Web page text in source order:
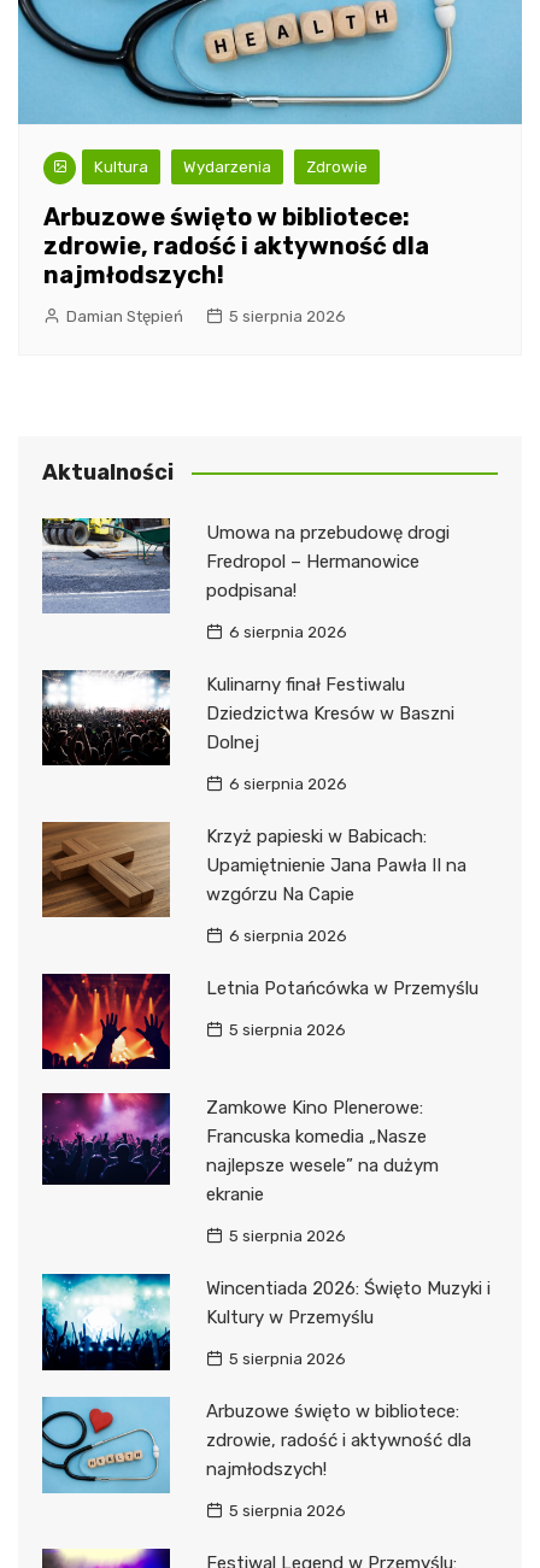
Kultura Wydarzenia Zdrowie
Arbuzowe święto w bibliotece:
zdrowie, radość i aktywność dla
najmłodszych!
Damian Stępień 5 sierpnia 2026
Aktualności
Umowa na przebudowę drogi
Fredropol – Hermanowice
podpisana!
6 sierpnia 2026
Kulinarny finał Festiwalu
Dziedzictwa Kresów w Baszni
Dolnej
6 sierpnia 2026
Krzyż papieski w Babicach:
Upamiętnienie Jana Pawła II na
wzgórzu Na Capie
6 sierpnia 2026
Letnia Potańcówka w Przemyślu
5 sierpnia 2026
Zamkowe Kino Plenerowe:
Francuska komedia „Nasze
najlepsze wesele” na dużym
ekranie
5 sierpnia 2026
Wincentiada 2026: Święto Muzyki i
Kultury w Przemyślu
5 sierpnia 2026
Arbuzowe święto w bibliotece:
zdrowie, radość i aktywność dla
najmłodszych!
5 sierpnia 2026